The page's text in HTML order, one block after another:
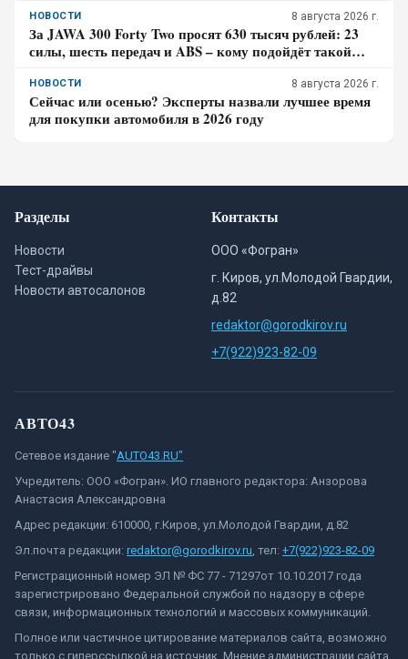
НОВОСТИ 8 августа 2026 г.
За JAWA 300 Forty Two просят 630 тысяч рублей: 23
силы, шесть передач и ABS – кому подойдёт такой
НОВОСТИ 8 августа 2026 г.
Сейчас или осенью? Эксперты назвали лучшее время
для покупки автомобиля в 2026 году
Разделы
Новости
Тест-драйвы
Новости автосалонов
Контакты
ООО «Фогран»
г. Киров, ул.Молодой Гвардии,
д.82
redaktor@gorodkirov.ru
+7(922)923-82-09
АВТО43
Сетевое издание "AUTO43.RU"
Учредитель: ООО «Фогран». ИО главного редактора: Анзорова
Анастасия Александровна
Адрес редакции: 610000, г.Киров, ул.Молодой Гвардии, д.82
Эл.почта редакции: redaktor@gorodkirov.ru, тел: +7(922)923-82-09
Регистрационный номер ЭЛ № ФС 77 - 71297от 10.10.2017 года
зарегистрировано Федеральной службой по надзору в сфере
связи, информационных технологий и массовых коммуникаций.
Полное или частичное цитирование материалов сайта, возможно
только с гиперссылкой на источник. Мнение администрации сайта